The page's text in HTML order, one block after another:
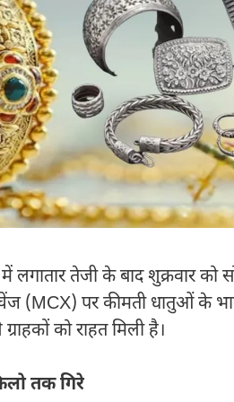
लगातार तेजी के बाद शुक्रवार को
(MCX) पर कीमती धातुओं के
को राहत मिली है।
तक गिरे